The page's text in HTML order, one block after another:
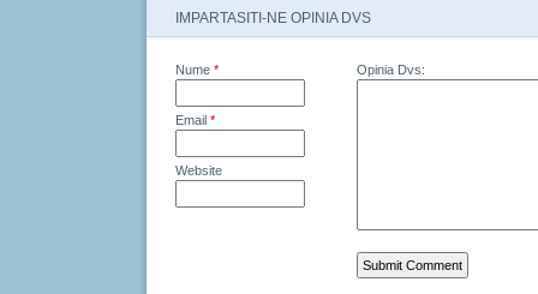
IMPARTASITI-NE OPINIA DVS
Nume *
Email *
Website
Opinia Dvs: